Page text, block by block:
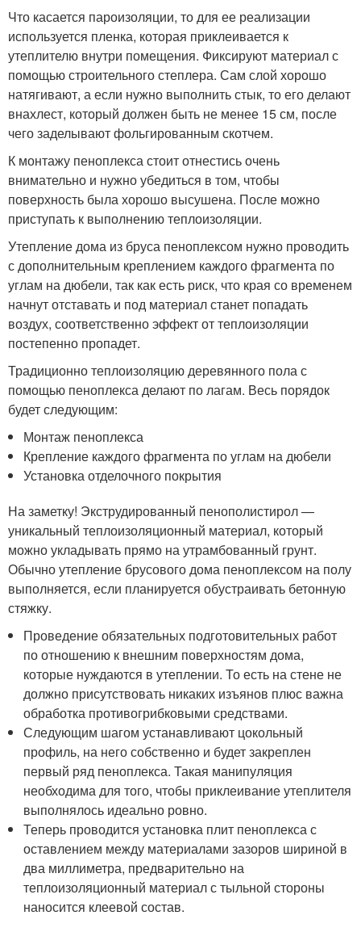
Что касается пароизоляции, то для ее реализации
используется пленка, которая приклеивается к
утеплителю внутри помещения. Фиксируют материал с
помощью строительного степлера. Сам слой хорошо
натягивают, а если нужно выполнить стык, то его делают
внахлест, который должен быть не менее 15 см, после
чего заделывают фольгированным скотчем.
К монтажу пеноплекса стоит отнестись очень
внимательно и нужно убедиться в том, чтобы
поверхность была хорошо высушена. После можно
приступать к выполнению теплоизоляции.
Утепление дома из бруса пеноплексом нужно проводить
с дополнительным креплением каждого фрагмента по
углам на дюбели, так как есть риск, что края со временем
начнут отставать и под материал станет попадать
воздух, соответственно эффект от теплоизоляции
постепенно пропадет.
Традиционно теплоизоляцию деревянного пола с
помощью пеноплекса делают по лагам. Весь порядок
будет следующим:
Монтаж пеноплекса
Крепление каждого фрагмента по углам на дюбели
Установка отделочного покрытия
На заметку! Экструдированный пенополистирол —
уникальный теплоизоляционный материал, который
можно укладывать прямо на утрамбованный грунт.
Обычно утепление брусового дома пеноплексом на полу
выполняется, если планируется обустраивать бетонную
стяжку.
Проведение обязательных подготовительных работ
по отношению к внешним поверхностям дома,
которые нуждаются в утеплении. То есть на стене не
должно присутствовать никаких изъянов плюс важна
обработка противогрибковыми средствами.
Следующим шагом устанавливают цокольный
профиль, на него собственно и будет закреплен
первый ряд пеноплекса. Такая манипуляция
необходима для того, чтобы приклеивание утеплителя
выполнялось идеально ровно.
Теперь проводится установка плит пеноплекса с
оставлением между материалами зазоров шириной в
два миллиметра, предварительно на
теплоизоляционный материал с тыльной стороны
наносится клеевой состав.